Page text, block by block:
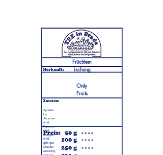
Früchtem
ischung
Only
Fruits
Apfelstüc
ke,
Ananasw
ürfel,
Papayaw
ürfel,
Mangow
ürfel,
gefr.-getr.
Mandari
nenorang